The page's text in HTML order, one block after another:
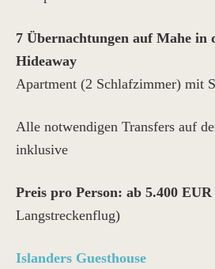
7 Übernachtungen auf Mahe in
Hideaway
Apartment (2 Schlafzimmer) mit
Alle notwendigen Transfers auf
inklusive
Preis pro Person: ab 5.400 EUR
Langstreckenflug)
Islanders Guesthouse